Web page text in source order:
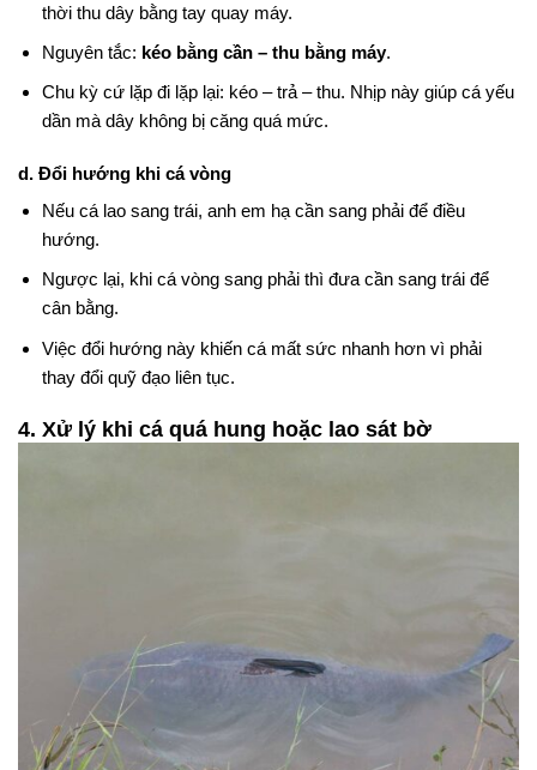
thời thu dây bằng tay quay máy.
Nguyên tắc: kéo bằng cần – thu bằng máy.
Chu kỳ cứ lặp đi lặp lại: kéo – trả – thu. Nhịp này giúp cá yếu
dần mà dây không bị căng quá mức.
d. Đổi hướng khi cá vòng
Nếu cá lao sang trái, anh em hạ cần sang phải để điều
hướng.
Ngược lại, khi cá vòng sang phải thì đưa cần sang trái để
cân bằng.
Việc đổi hướng này khiến cá mất sức nhanh hơn vì phải
thay đổi quỹ đạo liên tục.
4. Xử lý khi cá quá hung hoặc lao sát bờ